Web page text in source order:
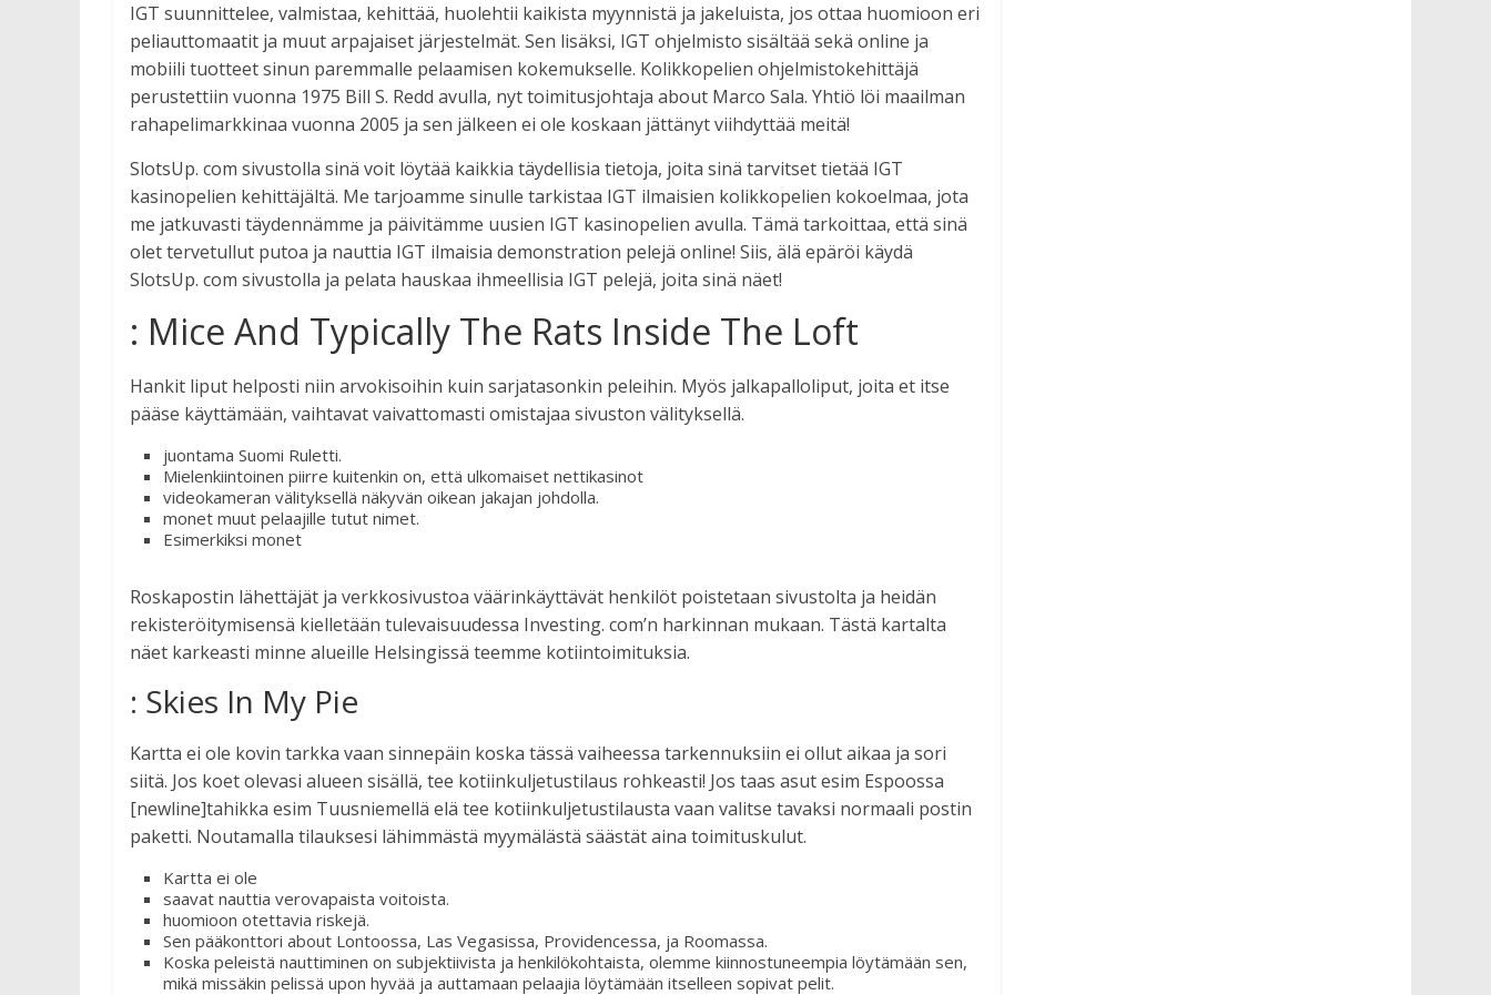
IGT suunnittelee, valmistaa, kehittää, huolehtii kaikista myynnistä ja jakeluista, jos ottaa huomioon eri
peliauttomaatit ja muut arpajaiset järjestelmät. Sen lisäksi, IGT ohjelmisto sisältää sekä online ja
mobiili tuotteet sinun paremmalle pelaamisen kokemukselle. Kolikkopelien ohjelmistokehittäjä
perustettiin vuonna 1975 Bill S. Redd avulla, nyt toimitusjohtaja about Marco Sala. Yhtiö löi maailman
rahapelimarkkinaa vuonna 2005 ja sen jälkeen ei ole koskaan jättänyt viihdyttää meitä!
SlotsUp. com sivustolla sinä voit löytää kaikkia täydellisia tietoja, joita sinä tarvitset tietää IGT
kasinopelien kehittäjältä. Me tarjoamme sinulle tarkistaa IGT ilmaisien kolikkopelien kokoelmaa, jota
me jatkuvasti täydennämme ja päivitämme uusien IGT kasinopelien avulla. Tämä tarkoittaa, että sinä
olet tervetullut putoa ja nauttia IGT ilmaisia demonstration pelejä online! Siis, älä epäröi käydä
SlotsUp. com sivustolla ja pelata hauskaa ihmeellisia IGT pelejä, joita sinä näet!
: Mice And Typically The Rats Inside The Loft
Hankit liput helposti niin arvokisoihin kuin sarjatasonkin peleihin. Myös jalkapalloliput, joita et itse
pääse käyttämään, vaihtavat vaivattomasti omistajaa sivuston välityksellä.
juontama Suomi Ruletti.
Mielenkiintoinen piirre kuitenkin on, että ulkomaiset nettikasinot
videokameran välityksellä näkyvän oikean jakajan johdolla.
monet muut pelaajille tutut nimet.
Esimerkiksi monet
Roskapostin lähettäjät ja verkkosivustoa väärinkäyttävät henkilöt poistetaan sivustolta ja heidän
rekisteröitymisensä kielletään tulevaisuudessa Investing. com’n harkinnan mukaan. Tästä kartalta
näet karkeasti minne alueille Helsingissä teemme kotiintoimituksia.
: Skies In My Pie
Kartta ei ole kovin tarkka vaan sinnepäin koska tässä vaiheessa tarkennuksiin ei ollut aikaa ja sori
siitä. Jos koet olevasi alueen sisällä, tee kotiinkuljetustilaus rohkeasti! Jos taas asut esim Espoossa
[newline]tahikka esim Tuusniemellä elä tee kotiinkuljetustilausta vaan valitse tavaksi normaali postin
paketti. Noutamalla tilauksesi lähimmästä myymälästä säästät aina toimituskulut.
Kartta ei ole
saavat nauttia verovapaista voitoista.
huomioon otettavia riskejä.
Sen pääkonttori about Lontoossa, Las Vegasissa, Providencessa, ja Roomassa.
Koska peleistä nauttiminen on subjektiivista ja henkilökohtaista, olemme kiinnostuneempia löytämään sen,
mikä missäkin pelissä upon hyvää ja auttamaan pelaajia löytämään itselleen sopivat pelit.